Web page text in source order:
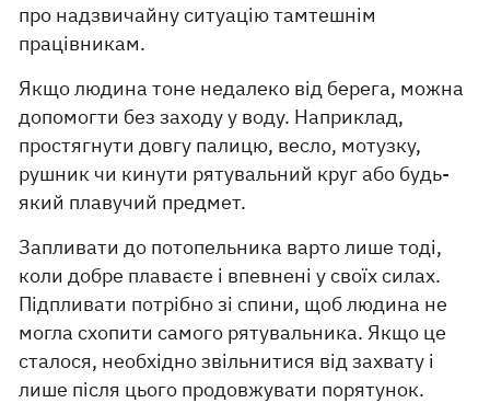
про надзвичайну ситуацію тамтешнім
працівникам.
Якщо людина тоне недалеко від берега, можна
допомогти без заходу у воду. Наприклад,
простягнути довгу палицю, весло, мотузку,
рушник чи кинути рятувальний круг або будь-
який плавучий предмет.
Запливати до потопельника варто лише тоді,
коли добре плаваєте і впевнені у своїх силах.
Підпливати потрібно зі спини, щоб людина не
могла схопити самого рятувальника. Якщо це
сталося, необхідно звільнитися від захвату і
лише після цього продовжувати порятунок.